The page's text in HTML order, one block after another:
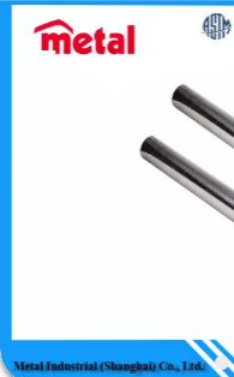
STEEL
GROUP
CHINA.